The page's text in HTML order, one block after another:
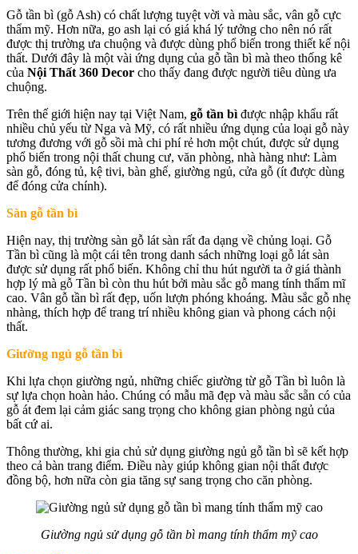
Gỗ tần bì (gỗ Ash) có chất lượng tuyệt vời và màu sắc, vân gỗ cực
thẩm mỹ. Hơn nữa, go ash lại có giá khá lý tưởng cho nên nó rất
được thị trường ưa chuộng và được dùng phổ biến trong thiết kế nội
thất. Dưới đây là một vài ứng dụng của gỗ tần bì mà theo thống kê
của Nội Thất 360 Decor cho thấy đang được người tiêu dùng ưa
chuộng.
Trên thế giới hiện nay tại Việt Nam, gỗ tần bì được nhập khẩu rất
nhiều chủ yếu từ Nga và Mỹ, có rất nhiều ứng dụng của loại gỗ này
tương đương với gỗ sồi mà chi phí rẻ hơn một chút, được sử dụng
phổ biến trong nội thất chung cư, văn phòng, nhà hàng như: Làm
sàn gỗ, đóng tủ, kệ tivi, bàn ghế, giường ngủ, cửa gỗ (ít được dùng
để đóng cửa chính).
Sàn gỗ tần bì
Hiện nay, thị trường sàn gỗ lát sàn rất đa dạng về chủng loại. Gỗ
Tần bì cũng là một cái tên trong danh sách những loại gỗ lát sàn
được sử dụng rất phổ biến. Không chỉ thu hút người ta ở giá thành
hợp lý mà gỗ Tần bì còn thu hút bởi màu sắc gỗ mang tính thẩm mĩ
cao. Vân gỗ tần bì rất đẹp, uốn lượn phóng khoáng. Màu sắc gỗ nhẹ
nhàng, thích hợp để trang trí nhiều không gian và phong cách nội
thất.
Giường ngủ gỗ tần bì
Khi lựa chọn giường ngủ, những chiếc giường từ gỗ Tần bì luôn là
sự lựa chọn hoàn hảo. Chúng có mẫu mã đẹp và màu sắc sẵn có của
gỗ át đem lại cảm giác sang trọng cho không gian phòng ngủ của
bất cứ ai.
Thông thường, khi gia chủ sử dụng giường ngủ gỗ tần bì sẽ kết hợp
theo cả bàn trang điểm. Điều này giúp không gian nội thất được
đồng bộ, hơn nữa còn gia tăng sự sang trọng cho căn phòng.
Giường ngủ sử dụng gỗ tần bì mang tính thẩm mỹ cao